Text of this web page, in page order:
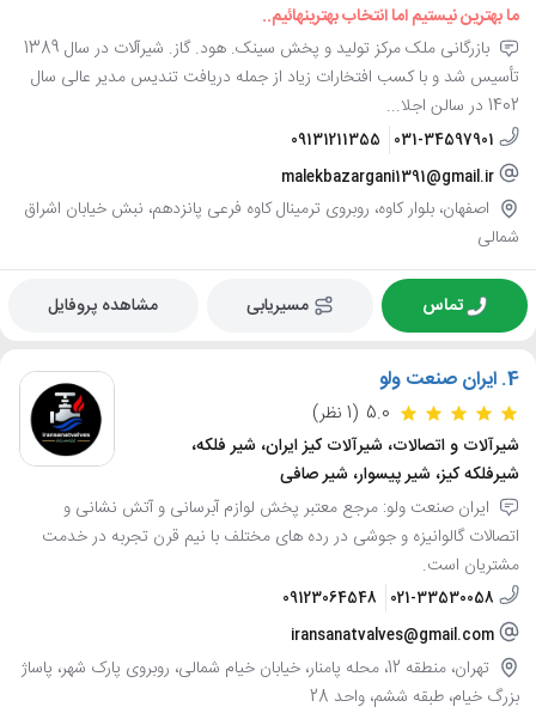
ما بهترین نیستیم اما انتخاب بهترینهائیم..
بازرگانی ملک مرکز تولید و پخش سینک. هود. گاز. شیرآلات در سال 1389
تأسیس شد و با کسب افتخارات زیاد از جمله دریافت تندیس مدیر عالی سال
1402 در سالن اجلا...
031-34597901
09131211355
malekbazargani1391@gmail.ir
اصفهان، بلوار کاوه، روبروی ترمینال کاوه فرعی پانزدهم، نبش خیابان اشراق
شمالی
تماس مسیریابی مشاهده پروفایل
4. ایران صنعت ولو
5.0 (1 نظر)
شیرآلات و اتصالات، شیرآلات کیز ایران، شیر فلکه،
شیرفلکه کیز، شیر پیسوار، شیر صافی
ایران صنعت ولو: مرجع معتبر پخش لوازم آبرسانی و آتش نشانی و
اتصالات گالوانیزه و جوشی در رده های مختلف با نیم قرن تجربه در خدمت
مشتریان است.
021-33530058
09123064548
iransanatvalves@gmail.com
تهران، منطقه 12، محله پامنار، خیابان خیام شمالی، روبروی پارک شهر، پاساژ
بزرگ خیام، طبقه ششم، واحد 28